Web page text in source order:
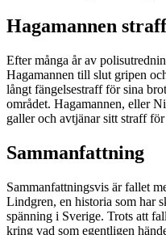
Hagamannen straff
Efter många år av
Hagamannen till slut gripen
långt fängelsestraff för sina
området. Hagamannen, eller
galler och avtjänar sitt straff
Sammanfattning
Sammanfattningsvis är fallet
Lindgren, en historia som har
spänning i Sverige. Trots att
kring vad som egentligen